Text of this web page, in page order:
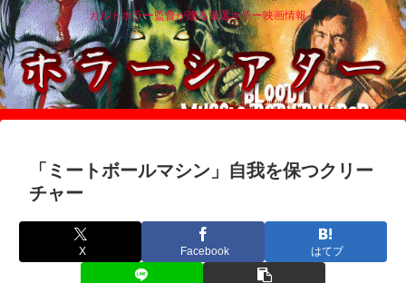
カルトホラー監督が贈る厳選ホラー映画情報！
「ミートボールマシン」自我を保つクリー
チャー
X Facebook はてブ